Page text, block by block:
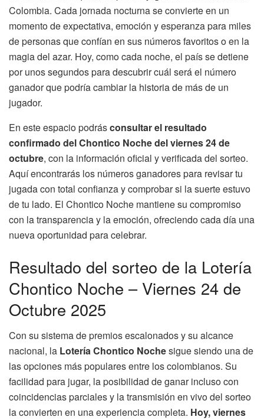
Colombia. Cada jornada nocturna se convierte en un
momento de expectativa, emoción y esperanza para miles
de personas que confían en sus números favoritos o en la
magia del azar. Hoy, como cada noche, el país se detiene
por unos segundos para descubrir cuál será el número
ganador que podría cambiar la historia de más de un
jugador.
En este espacio podrásconsultar el resultado
confirmado del Chontico Noche del viernes 24 de
octubre, con la información oficial y verificada del sorteo.
Aquí encontrarás los números ganadores para revisar tu
jugada con total confianza y comprobar si la suerte estuvo
de tu lado. El Chontico Noche mantiene su compromiso
con la transparencia y la emoción, ofreciendo cada día una
nueva oportunidad para celebrar.
Resultado del sorteo de la Lotería
Chontico Noche – Viernes 24 de
Octubre 2025
Con su sistema de premios escalonados y su alcance
nacional, la Lotería Chontico Nochesigue siendo una de
las opciones más populares entre los colombianos. Su
facilidad para jugar, la posibilidad de ganar incluso con
coincidencias parciales y la transmisión en vivo del sorteo
la convierten en una experiencia completa. Hoy, viernes